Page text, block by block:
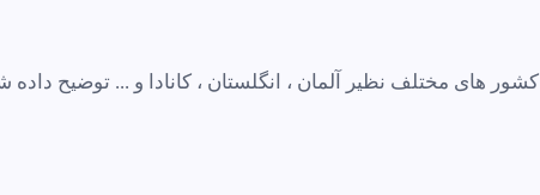
مختلف نظیر آلمان ، انگلستان ، کانادا و ... توضیح داده